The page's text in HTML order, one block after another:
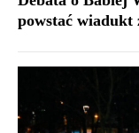
powstać wiadukt